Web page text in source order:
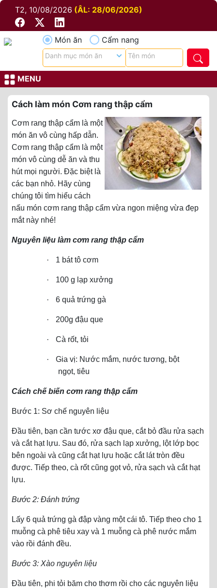
T2, 10/08/2026 (ÂL: 28/06/2026)
Món ăn Cẩm nang
MENU
Cách làm món Cơm rang thập cẩm
Cơm rang thập cẩm là một
món ăn vô cùng hấp dẫn.
Cơm rang thập cẩm là một
món vô cùng dễ ăn và thu
hút mọi người. Đặc biệt là
các bạn nhỏ. Hãy cùng
chúng tôi tìm hiểu cách
nấu món cơm rang thập cẩm vừa ngon miệng vừa đẹp
mắt này nhé!
Nguyên liệu làm cơm rang thập cẩm
· 1 bát tô cơm
· 100 g lạp xưởng
· 6 quả trứng gà
· 200g đậu que
· Cà rốt, tỏi
·
Gia vị: Nước mắm, nước tương, bột
ngọt, tiêu
Cách chế biến cơm rang thập cẩm
Bước 1: Sơ chế nguyên liệu
Đầu tiên, bạn cần tước xơ đậu que, cắt bỏ đầu rửa sạch
và cắt hạt lựu. Sau đó, rửa sạch lạp xưởng, lột lớp bọc
bên ngoài và cũng cắt hạt lựu hoặc cắt lát tròn đều
được. Tiếp theo, cà rốt cũng gọt vỏ, rửa sạch và cắt hạt
lựu.
Bước 2: Đánh trứng
Lấy 6 quả trứng gà đập vàng một cái tô. Tiếp theo cho 1
muỗng cà phê tiêu xay và 1 muỗng cà phê nước mắm
vào rồi đánh đều.
Bước 3: Xào nguyên liệu
Đầu tiên, phi tỏi băm cho thơm rồi cho các nguyên liệu